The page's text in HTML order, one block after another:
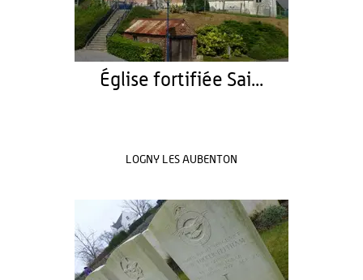
Église fortifiée Sai...
LOGNY LES AUBENTON